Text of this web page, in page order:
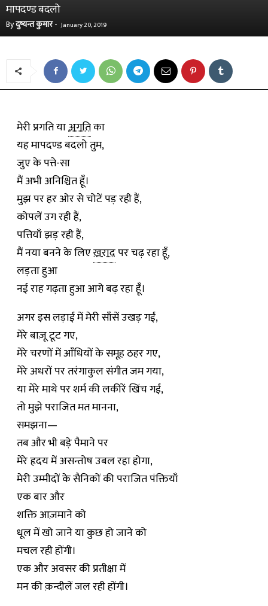
मापदण्ड बदलो
Byदुष्यन्त कुमार- January 20, 2019
मेरी प्रगति याअगतिका
यह मापदण्ड बदलो तुम,
जुए के पत्ते-सा
मैं अभी अनिश्चित हूँ।
मुझ पर हर ओर से चोटें पड़ रही हैं,
कोपलें उग रही हैं,
पत्तियाँ झड़ रही हैं,
मैं नया बनने के लिएख़रादपर चढ़ रहा हूँ,
लड़ता हुआ
नई राह गढ़ता हुआ आगे बढ़ रहा हूँ।
अगर इस लड़ाई में मेरी साँसें उखड़ गईं,
मेरे बाज़ू टूट गए,
मेरे चरणों में आँधियों के समूह ठहर गए,
मेरे अधरों पर तरंगाकुल संगीत जम गया,
या मेरे माथे पर शर्म की लकीरें खिंच गईं,
तो मुझे पराजित मत मानना,
समझना—
तब और भी बड़े पैमाने पर
मेरे हृदय में असन्तोष उबल रहा होगा,
मेरी उम्मीदों के सैनिकों की पराजित पंक्तियाँ
एक बार और
शक्ति आज़माने को
धूल में खो जाने या कुछ हो जाने को
मचल रही होंगी।
एक और अवसर की प्रतीक्षा में
मन की क़न्दीलें जल रही होंगी।